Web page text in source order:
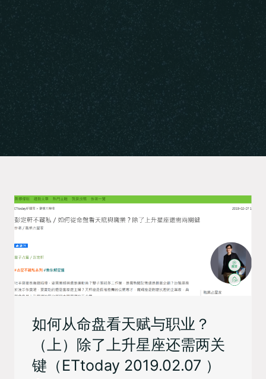
如何从命盘看天赋与职业？
（上）除了上升星座还需两关
键（ETtoday 2019.02.07 ）